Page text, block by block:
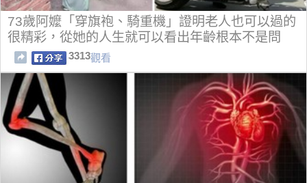
73歲阿嬤「穿旗袍、騎重機」證明老人也可以過的
很精彩，從她的人生就可以看出年齡根本不是問
題！
3313觀看